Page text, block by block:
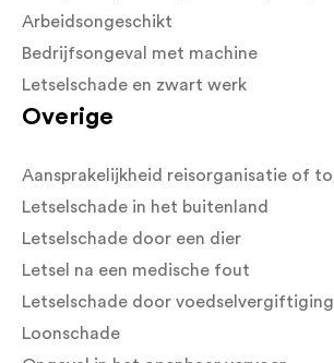
Arbeidsongeschikt
Bedrijfsongeval met machine
Letselschade en zwart werk
Overige
Aansprakelijkheid reisorganisatie of
Letselschade in het buitenland
Letselschade door een dier
Letsel na een medische fout
Letselschade door voedselvergiftiging
Loonschade